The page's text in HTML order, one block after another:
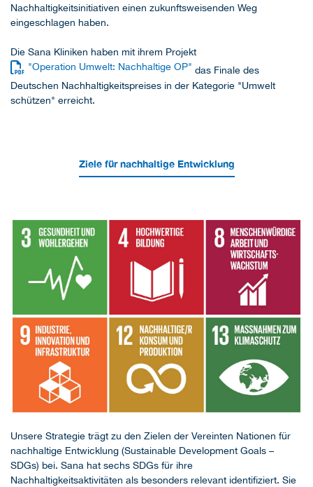
Nachhaltigkeitsinitiativen einen zukunftsweisenden Weg
eingeschlagen haben.
Die Sana Kliniken haben mit ihrem Projekt
"Operation Umwelt: Nachhaltige OP" das Finale des
Deutschen Nachhaltigkeitspreises in der Kategorie "Umwelt
schützen" erreicht.
Ziele für nachhaltige Entwicklung
Unsere Strategie trägt zu den Zielen der Vereinten Nationen für
nachhaltige Entwicklung (Sustainable Development Goals –
SDGs) bei. Sana hat sechs SDGs für ihre
Nachhaltigkeitsaktivitäten als besonders relevant identifiziert. Sie